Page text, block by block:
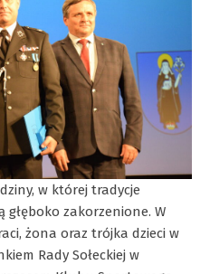
w której tradycje
zakorzenione. W
żona oraz trójka dzieci w
Rady Sołeckiej w